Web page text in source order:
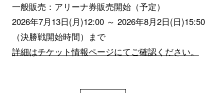
一般販売：アリーナ券販売開始（予定）
2026年7月13日(月)12:00 ～ 2026年8月2日(日)15:50
（決勝戦開始時間）まで
詳細はチケット情報ページにてご確認ください。